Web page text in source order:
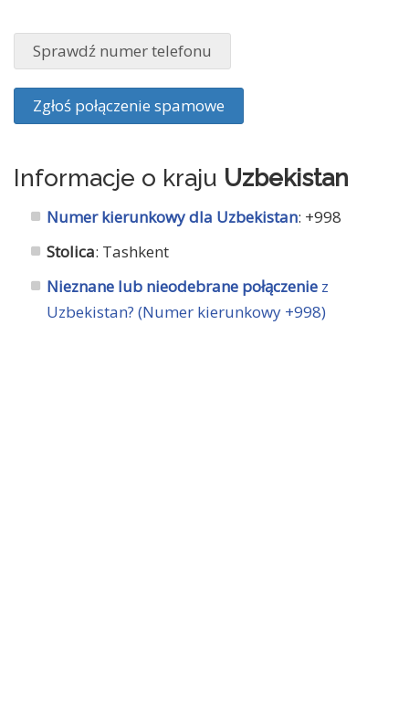
Sprawdź numer telefonu
Zgłoś połączenie spamowe
Informacje o kraju Uzbekistan
Numer kierunkowy dla Uzbekistan: +998
Stolica: Tashkent
Nieznane lub nieodebrane połączenie z
Uzbekistan? (Numer kierunkowy +998)